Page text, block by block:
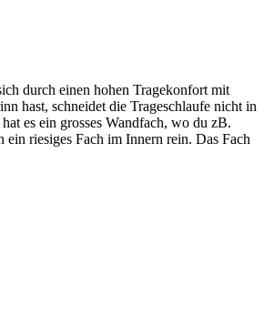
durch einen hohen Tragekonfort mit
hast, schneidet die Trageschlaufe nicht in
es ein grosses Wandfach, wo du zB.
riesiges Fach im Innern rein. Das Fach